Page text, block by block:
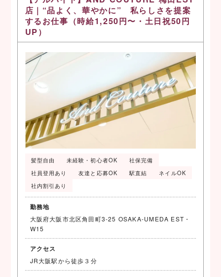
店｜“品よく、華やかに” 私らしさを提案
するお仕事（時給1,250円〜・土日祝50円
UP）
髪型自由 未経験・初心者OK
社保完備
社員登用あり
友達と応募OK 駅直結
ネイルOK
社内割引あり
勤務地
大阪府大阪市北区角田町3-25 OSAKA-UMEDA EST・
W15
アクセス
JR大阪駅から徒歩３分